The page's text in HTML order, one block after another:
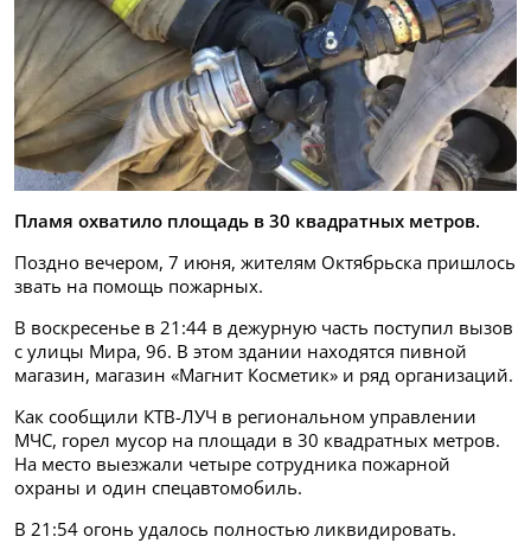
Пламя охватило площадь в 30 квадратных метров.
Поздно вечером, 7 июня, жителям Октябрьска пришлось
звать на помощь пожарных.
В воскресенье в 21:44 в дежурную часть поступил вызов
с улицы Мира, 96. В этом здании находятся пивной
магазин, магазин «Магнит Косметик» и ряд организаций.
Как сообщили КТВ-ЛУЧ в региональном управлении
МЧС, горел мусор на площади в 30 квадратных метров.
На место выезжали четыре сотрудника пожарной
охраны и один спецавтомобиль.
В 21:54 огонь удалось полностью ликвидировать.